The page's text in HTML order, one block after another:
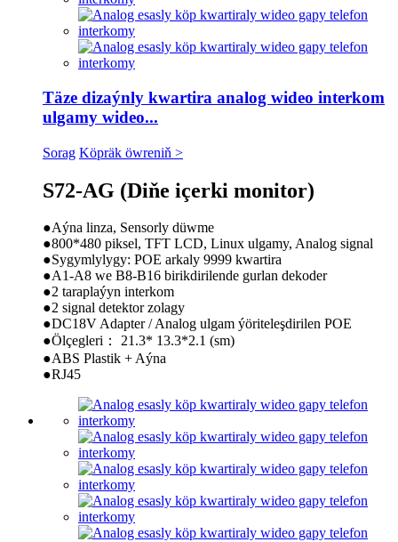
Täze dizaýnly kwartira analog wideo interkom
ulgamy wideo...
Sorag Köpräk öwreniň >
S72-AG (Diňe içerki monitor)
●Aýna linza, Sensorly düwme
●800*480 piksel, TFT LCD, Linux ulgamy, Analog signal
●Sygymlylygy: POE arkaly 9999 kwartira
●A1-A8 we B8-B16 birikdirilende gurlan dekoder
●2 taraplaýyn interkom
●2 signal detektor zolagy
●DC18V Adapter / Analog ulgam ýöriteleşdirilen POE
●Ölçegleri： 21.3* 13.3*2.1 (sm)
●ABS Plastik + Aýna
●RJ45